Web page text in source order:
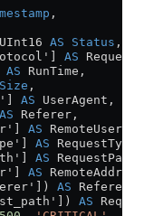
,
AS Status ,
AS
AS RunTime,
,
AS UserAgent,
AS Referer,
AS RemoteUser,
AS RequestType,
AS RequestPath,
AS
AS
AS